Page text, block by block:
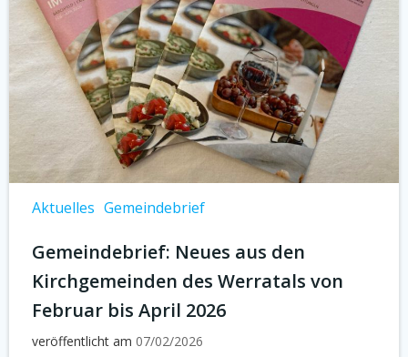
Aktuelles Gemeindebrief
Gemeindebrief: Neues aus den
Kirchgemeinden des Werratals von
Februar bis April 2026
veröffentlicht am 07/02/2026